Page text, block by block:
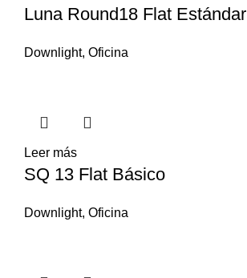
Luna Round18 Flat Estándar
Downlight, Oficina
Leer más
SQ 13 Flat Básico
Downlight, Oficina